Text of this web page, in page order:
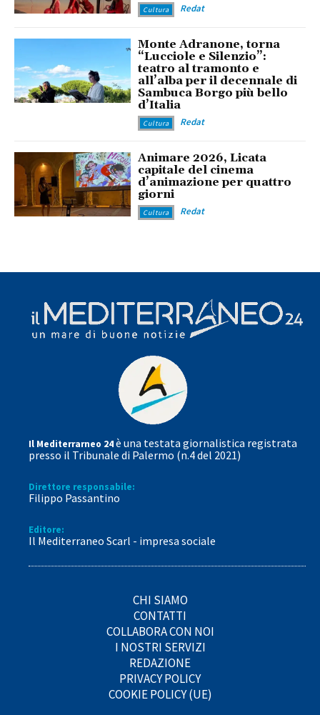
Cultura Redat
Monte Adranone, torna
“Lucciole e Silenzio”:
teatro al tramonto e
all’alba per il decennale di
Sambuca Borgo più bello
d’Italia
Cultura Redat
Animare 2026, Licata
capitale del cinema
d’animazione per quattro
giorni
Cultura Redat
Il Mediterrarneo 24è una testata giornalistica registrata
presso il Tribunale di Palermo (n.4 del 2021)
Direttore responsabile:
Filippo Passantino
Editore:
Il Mediterraneo Scarl - impresa sociale
CHI SIAMO
CONTATTI
COLLABORA CON NOI
I NOSTRI SERVIZI
REDAZIONE
PRIVACY POLICY
COOKIE POLICY (UE)